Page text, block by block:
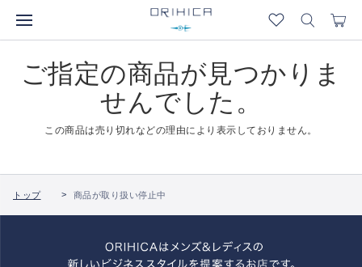
ご指定の商品が見つかりま
せんでした。
この商品は売り切れなどの理由により表示しておりません。
トップ 商品が取り扱い停止中